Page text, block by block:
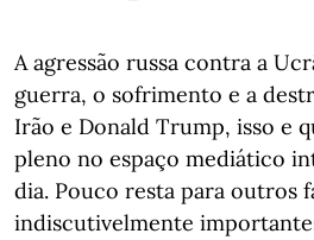
A agressão russa contra a
guerra, o sofrimento e a
Irão e Donald Trump, isso e
pleno no espaço mediático
dia. Pouco resta para outros
indiscutivelmente